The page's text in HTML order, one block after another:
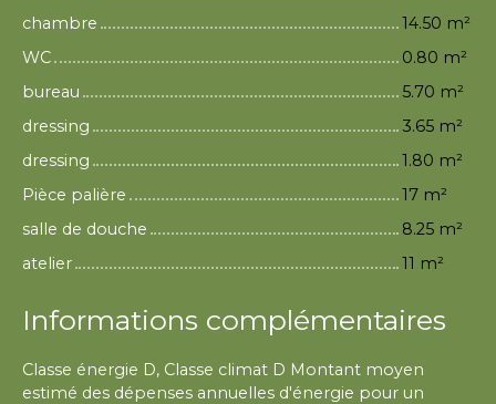
chambre
14.50 m²
WC
0.80 m²
bureau
5.70 m²
dressing
3.65 m²
dressing
1.80 m²
Pièce palière
17 m²
salle de douche
8.25 m²
atelier
11 m²
Informations complémentaires
Classe énergie D, Classe climat D Montant moyen
estimé des dépenses annuelles d'énergie pour un